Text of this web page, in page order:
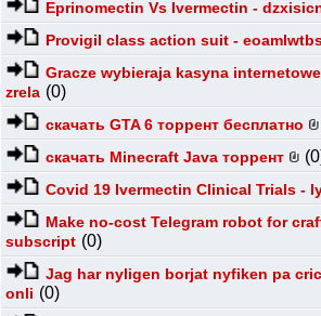
Eprinomectin Vs Ivermectin -
Provigil class action suit -
Gracze wybieraja kasyna
zrela (0)
скачать GTA 6 торрент бесплатно
скачать Minecraft Java торрент
Covid 19 Ivermectin Clinical Trials -
Make no-cost Telegram robot for
subscript (0)
Jag har nyligen borjat nyfiken pa
onli (0)